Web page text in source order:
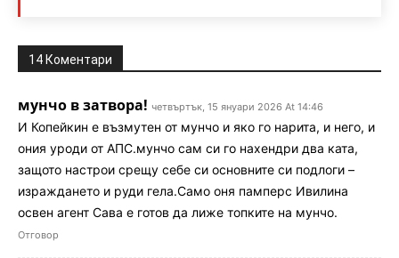
14 Коментари
мунчо в затвора! четвъртък, 15 януари 2026 At 14:46
И Копейкин е възмутен от мунчо и яко го нарита, и него, и
ония уроди от АПС.мунчо сам си го нахендри два ката,
защото настрои срещу себе си основните си подлоги –
израждането и руди гела.Само оня памперс Ивилина
освен агент Сава е готов да лиже топките на мунчо.
Отговор